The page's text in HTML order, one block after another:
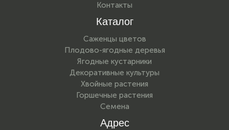
Контакты
Каталог
Саженцы цветов
Плодово-ягодные деревья
Ягодные кустарники
Декоративные культуры
Хвойные растения
Горшечные растения
Семена
Адрес